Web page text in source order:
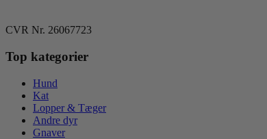
CVR Nr. 26067723
Top kategorier
Hund
Kat
Lopper & Tæger
Andre dyr
Gnaver